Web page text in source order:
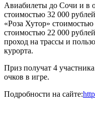
Авиабилеты до Сочи и в
стоимостью 32 000
«Роза Хутор»
стоимостью 22 000
проход на трассы и
курорта.
Приз получат 4
очков в игре.
Подробности на сайте: